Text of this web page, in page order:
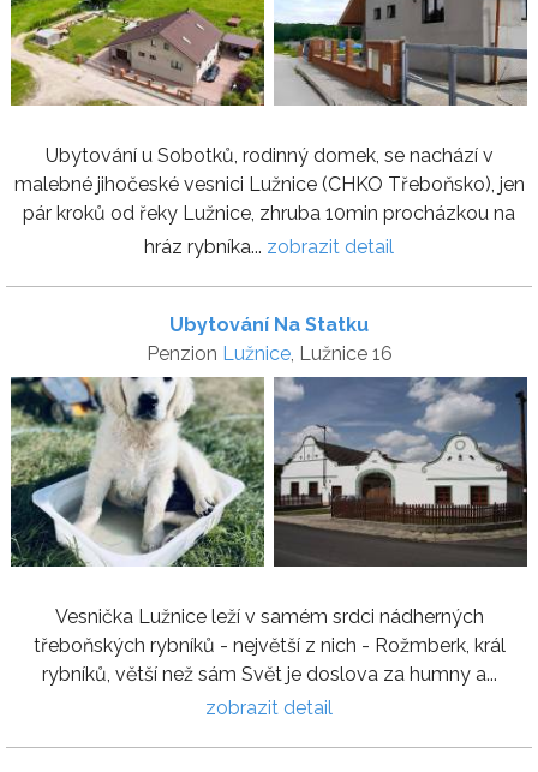
Ubytování u Sobotků, rodinný domek, se nachází v
malebné jihočeské vesnici Lužnice (CHKO Třeboňsko), jen
pár kroků od řeky Lužnice, zhruba 10min procházkou na
hráz rybníka... zobrazit detail
Ubytování Na Statku
Penzion Lužnice, Lužnice 16
Vesnička Lužnice leží v samém srdci nádherných
třeboňských rybníků - největší z nich - Rožmberk, král
rybníků, větší než sám Svět je doslova za humny a...
zobrazit detail